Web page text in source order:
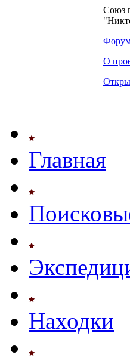
Союз
О
Главная
Находки